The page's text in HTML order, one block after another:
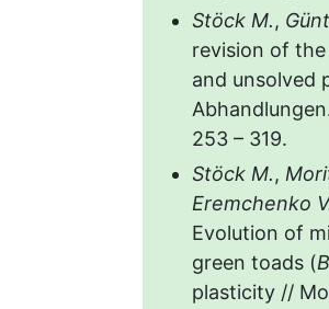
Stöck M.,
revision of the
and unsolved
253 – 319.
Stöck M.,
Eremchenko
Evolution of
green toads (
plasticity //